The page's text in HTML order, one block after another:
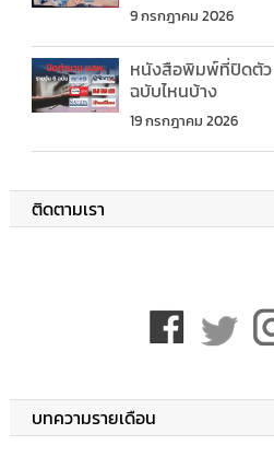
9 กรกฎาคม 2026
หนังสือพิมพ์ที่ปิดตัว
ฉบับไหนบ้าง
19 กรกฎาคม 2026
ติดตามเรา
บทความรายเดือน